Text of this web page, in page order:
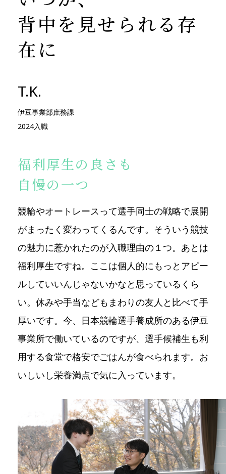
背中を見せられる存
在に
T.K.
伊豆事業部庶務課
2024入職
福利厚生の良さも
自慢の一つ
競輪やオートレースって選手同士の戦略で展開
がまったく変わってくるんです。そういう競技
の魅力に惹かれたのが入職理由の１つ。あとは
福利厚生ですね。ここは個人的にもっとアピー
ルしていいんじゃないかなと思っているくら
い。休みや手当などもまわりの友人と比べて手
厚いです。今、日本競輪選手養成所のある伊豆
事業所で働いているのですが、選手候補生も利
用する食堂で格安でごはんが食べられます。お
いしいし栄養満点で気に入っています。